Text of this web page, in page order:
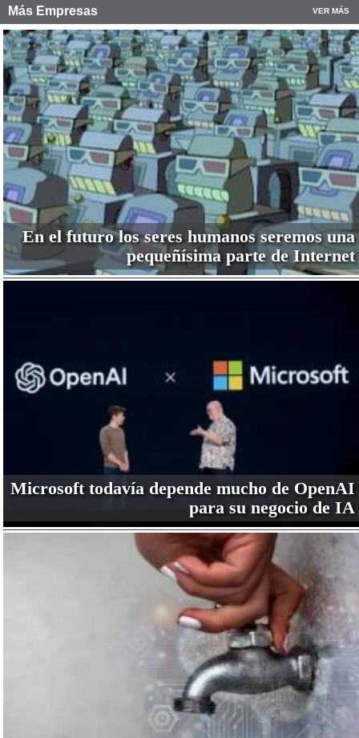
Más Empresas VER MÁS
En el futuro los seres humanos seremos una
pequeñísima parte de Internet
Microsoft todavía depende mucho de OpenAI
para su negocio de IA